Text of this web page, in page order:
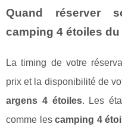
Quand réserver
camping 4 étoiles du
La timing de votre
prix et la disponibilité de
argens 4 étoiles. Les
comme lescamping 4